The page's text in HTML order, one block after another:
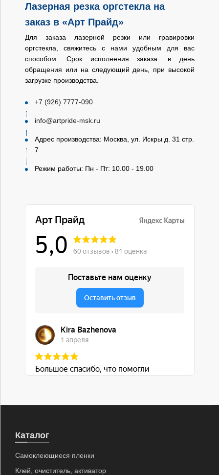
Лазерная резка оргстекла на
заказ в «Арт Прайд»
Для заказа лазерной резки или гравировки
оргстекла, свяжитесь с нами удобным для вас
способом. Срок исполнения заказа: в день
обращения или на следующий день, при высокой
загрузке производства.
+7 (926) 7777-090
info@artpride-msk.ru
Адрес производства: Москва, ул. Искры д. 31 стр.
7
Режим работы: Пн - Пт: 10.00 - 19.00
Каталог
Самоклеющиеся пленки
Клей, очиститель, активатор